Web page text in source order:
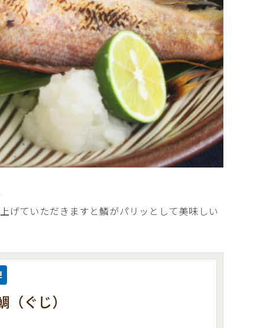
げていただきますと鱗がパリッとして美味しい
（ぐじ）